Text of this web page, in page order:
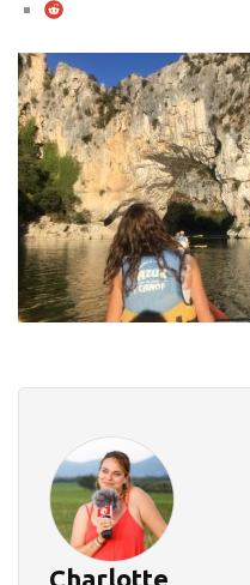
Charlotte